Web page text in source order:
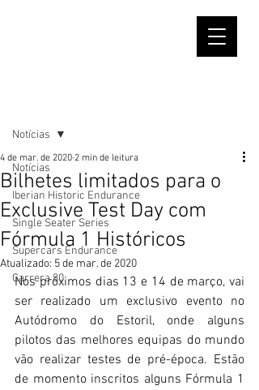
Notícias
Iberian Historic Endurance
Single Seater Series
Supercars Endurance
Carrera 80
Notícias
Bilhetes limitados para o
Exclusive Test Day com
Fórmula 1 Históricos
4 de mar. de 2020 2 min de leitura
Atualizado: 5 de mar. de 2020
Nos próximos dias 13 e 14 de março, vai
ser realizado um exclusivo evento no
Autódromo do Estoril, onde alguns
pilotos das melhores equipas do mundo
vão realizar testes de pré-época. Estão
de momento inscritos alguns Fórmula 1